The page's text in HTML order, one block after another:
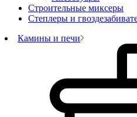
Строительные миксеры
Степлеры и
Камины и печи